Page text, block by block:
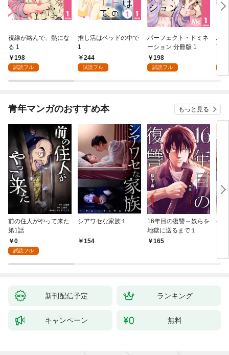
視線が絡んで、熱にな
る 1
198
試読フル
推し活はベッドの中で
1
244
試読フル
パーフェクト・ドミネ
ーション 分冊版 1
198
試読フル
ふ
言
青年マンガのおすすめ本 もっと見る
前の住人がやって来た
第1話
0
試読フル
シアワセな家族１
154
16年目の復讐～奴らを
地獄に送るまで１
165
ベ
新刊配信予定 ランキング
キャンペーン 無料